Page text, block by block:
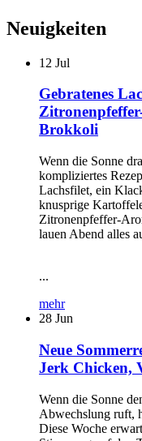
Neuigkeiten
12 Jul
Gebratenes
Brokkoli
Wenn die Sonne
kompliziertes
Lachsfilet, ein
knusprige
Zitronenpfeffer-
lauen Abend alles
...
mehr
28 Jun
Neue
Jerk Chicken,
Wenn die Sonne
Abwechslung ruft,
Diese Woche